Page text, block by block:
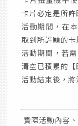
卡片必定是所許
活動期間，在
取到所許願的
活動期間，若
清空已積累的
活動結束後，
實際活動內容